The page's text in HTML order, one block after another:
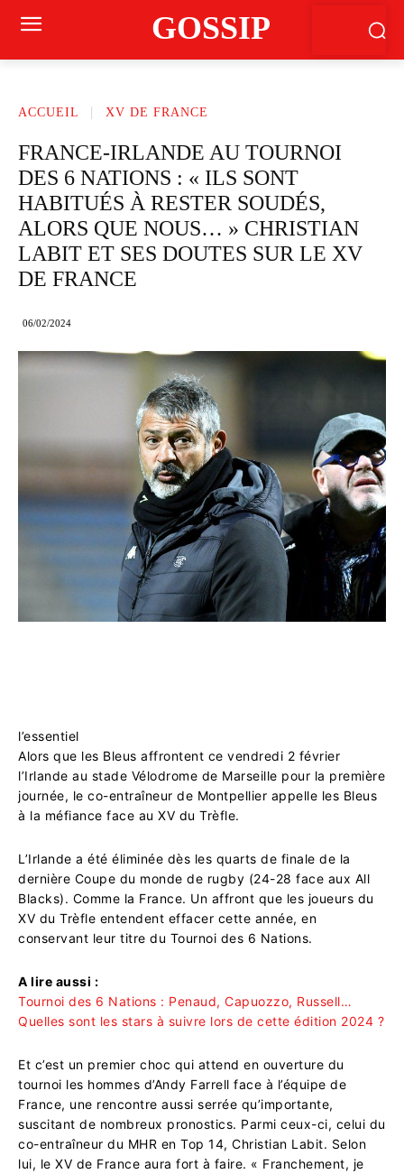
GOSSIP
ACCUEIL XV DE FRANCE
FRANCE-IRLANDE AU TOURNOI
DES 6 NATIONS : « ILS SONT
HABITUÉS À RESTER SOUDÉS,
ALORS QUE NOUS… » CHRISTIAN
LABIT ET SES DOUTES SUR LE XV
DE FRANCE
06/02/2024
l’essentiel
Alors que les Bleus affrontent ce vendredi 2 février
l’Irlande au stade Vélodrome de Marseille pour la première
journée, le co-entraîneur de Montpellier appelle les Bleus
à la méfiance face au XV du Trèfle.
L’Irlande a été éliminée dès les quarts de finale de la
dernière Coupe du monde de rugby (24-28 face aux All
Blacks). Comme la France. Un affront que les joueurs du
XV du Trèfle entendent effacer cette année, en
conservant leur titre du Tournoi des 6 Nations.
A lire aussi :
Tournoi des 6 Nations : Penaud, Capuozzo, Russell…
Quelles sont les stars à suivre lors de cette édition 2024 ?
Et c’est un premier choc qui attend en ouverture du
tournoi les hommes d’Andy Farrell face à l’équipe de
France, une rencontre aussi serrée qu’importante,
suscitant de nombreux pronostics. Parmi ceux-ci, celui du
co-entraîneur du MHR en Top 14, Christian Labit. Selon
lui, le XV de France aura fort à faire. « Franchement, je